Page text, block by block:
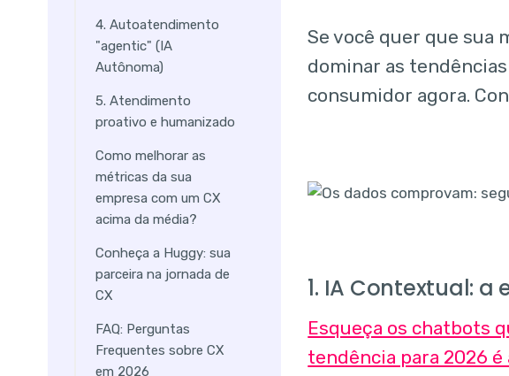
4. Autoatendimento
"agentic" (IA
Autônoma)
5. Atendimento
proativo e humanizado
Como melhorar as
métricas da sua
empresa com um CX
acima da média?
Conheça a Huggy: sua
parceira na jornada de
CX
FAQ: Perguntas
Frequentes sobre CX
em 2026
Se você quer que sua
dominar as
consumidor agora.
1. IA Contextual:
Esqueça os chatbots
tendência para 2026 é